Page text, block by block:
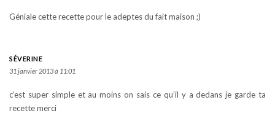
Géniale cette recette pour le adeptes du fait maison ;)
SÉVERINE
31 janvier 2013 à 11:01
c’est super simple et au moins on sais ce qu’il y a dedans je garde ta
recette merci